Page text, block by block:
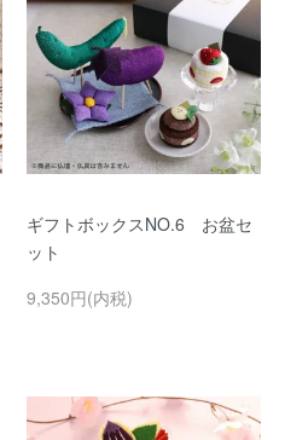
ギフトボックスNO.6 お盆セ
ット
9,350円(内税)